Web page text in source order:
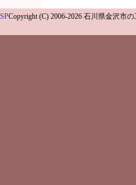
Copyright (C) 2006-2026 石川県金沢市